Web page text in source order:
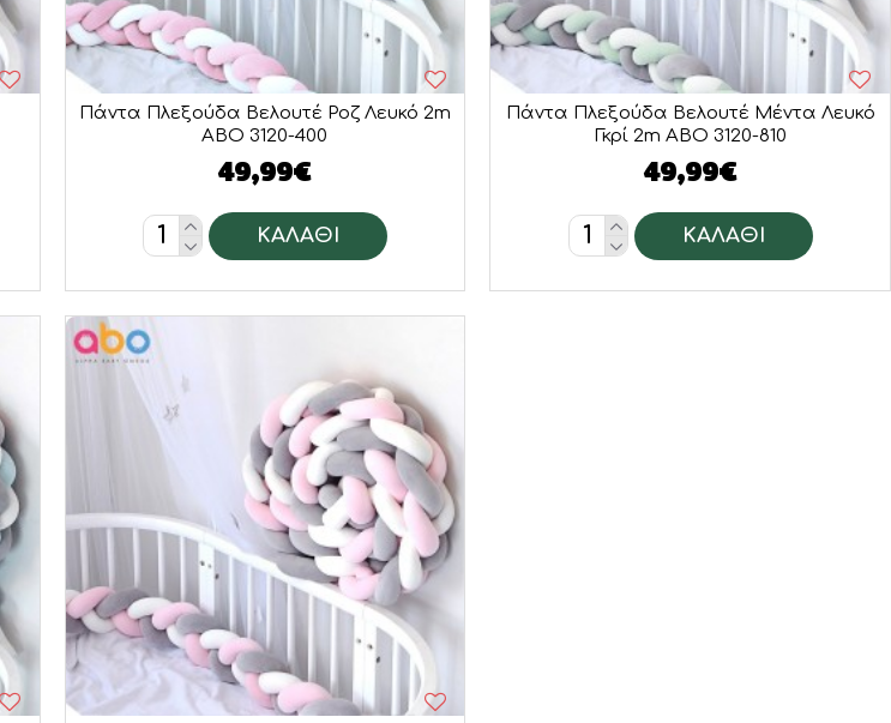
Πάντα Πλεξούδα Βελουτέ Ροζ Λευκό 2m
ABO 3120-400
49,99€
ΚΑΛΆΘΙ
Πάντα Πλεξούδα Βελουτέ Μέντα Λευκό
Γκρί 2m ABO 3120-810
49,99€
ΚΑΛΆΘΙ